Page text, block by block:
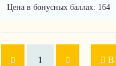
Цена в бонусных баллах: 164
В